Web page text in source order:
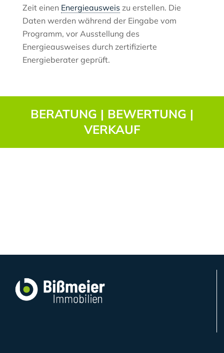
Zeit einen Energieausweis zu erstellen. Die
Daten werden während der Eingabe vom
Programm, vor Ausstellung des
Energieausweises durch zertifizierte
Energieberater geprüft.
BERATUNG | BEWERTUNG |
VERKAUF